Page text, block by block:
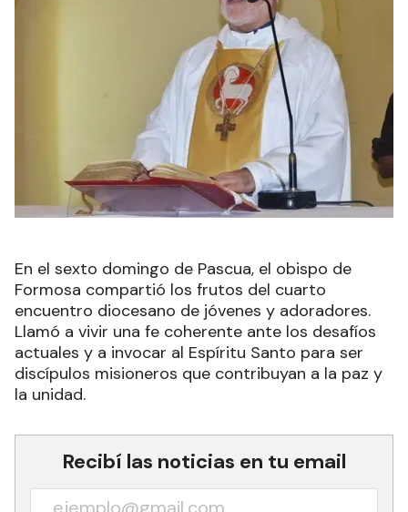
En el sexto domingo de Pascua, el obispo de
Formosa compartió los frutos del cuarto
encuentro diocesano de jóvenes y adoradores.
Llamó a vivir una fe coherente ante los desafíos
actuales y a invocar al Espíritu Santo para ser
discípulos misioneros que contribuyan a la paz y
la unidad.
Recibí las noticias en tu email